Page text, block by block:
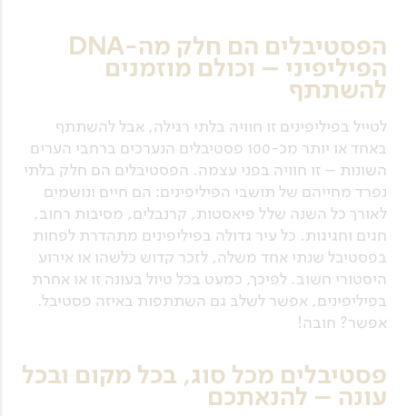
הפסטיבלים הם חלק מה-DNA
הפיליפיני – וכולם מוזמנים
להשתתף
לטייל בפיליפינים זו חוויה בלתי רגילה, אבל להשתתף
באחד או יותר מכ-100 פסטיבלים הנערכים ברחבי הערים
השונות – זו חוויה בפני עצמה. הפסטיבלים הם חלק בלתי
נפרד מחייהם של תושבי הפיליפינים: הם חיים ונושמים
לאורך כל השנה שלל פיאסטות, קרנבלים, מסיבות רחוב,
חגים וחגיגות. כל עיר גדולה בפיליפינים מתהדרת לפחות
בפסטיבל שנתי אחד משלה, לזכר קדוש כלשהו או אירוע
היסטורי חשוב. לפיכך, כמעט בכל טיול בעונה זו או אחרת
בפיליפינים, אפשר לשלב גם השתתפות באיזה פסטיבל.
אפשר? חובה!
פסטיבלים מכל סוג, בכל מקום ובכל
עונה – להנאתכם